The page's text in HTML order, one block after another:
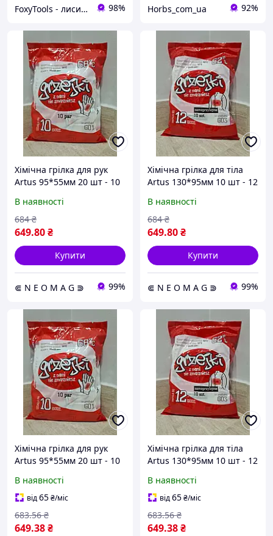
FoxyTools - лисичка без інструменту не лишить! 98% Horbs_com_ua 92%
Хімічна грілка для рук
Artus 95*55мм 20 шт - 10
В наявності
649.80₴
684 ₴
Купити
⋐ N E O M A G ⋑ 99%
Хімічна грілка для тіла
Artus 130*95мм 10 шт - 12
В наявності
649.80₴
684 ₴
Купити
⋐ N E O M A G ⋑ 99%
Хімічна грілка для рук
Artus 95*55мм 20 шт - 10
В наявності
від65₴/міс
649.38₴
683.56 ₴
Хімічна грілка для тіла
Artus 130*95мм 10 шт - 12
В наявності
від65₴/міс
649.38₴
683.56 ₴